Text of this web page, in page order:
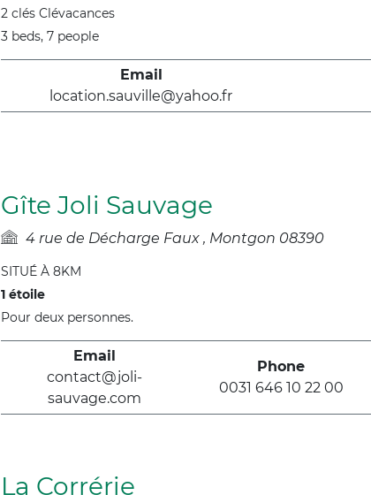
2 clés Clévacances
3 beds, 7 people
Email
location.sauville@yahoo.fr
Gîte Joli Sauvage
4 rue de Décharge Faux Montgon 08390
SITUÉ À 8KM
1 étoile
Pour deux personnes.
Email
contact@joli-
sauvage.com
Phone
0031 646 10 22 00
La Corrérie